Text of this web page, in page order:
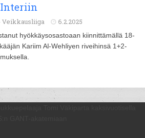
Veikkausliiga 6.2.2025
hyökkäysosastoaan kiinnittämällä 18-
Kariim Al-Wehliyen riveihinsä 1+2-